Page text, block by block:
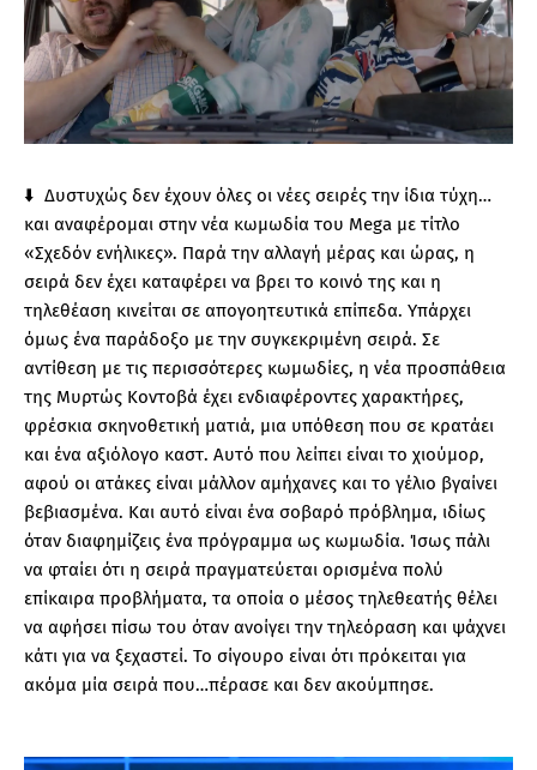
⬇️ Δυστυχώς δεν έχουν όλες οι νέες σειρές την ίδια τύχη…
και αναφέρομαι στην νέα κωμωδία του Mega με τίτλο
«Σχεδόν ενήλικες». Παρά την αλλαγή μέρας και ώρας, η
σειρά δεν έχει καταφέρει να βρει το κοινό της και η
τηλεθέαση κινείται σε απογοητευτικά επίπεδα. Υπάρχει
όμως ένα παράδοξο με την συγκεκριμένη σειρά. Σε
αντίθεση με τις περισσότερες κωμωδίες, η νέα προσπάθεια
της Μυρτώς Κοντοβά έχει ενδιαφέροντες χαρακτήρες,
φρέσκια σκηνοθετική ματιά, μια υπόθεση που σε κρατάει
και ένα αξιόλογο καστ. Αυτό που λείπει είναι το χιούμορ,
αφού οι ατάκες είναι μάλλον αμήχανες και το γέλιο βγαίνει
βεβιασμένα. Και αυτό είναι ένα σοβαρό πρόβλημα, ιδίως
όταν διαφημίζεις ένα πρόγραμμα ως κωμωδία. Ίσως πάλι
να φταίει ότι η σειρά πραγματεύεται ορισμένα πολύ
επίκαιρα προβλήματα, τα οποία ο μέσος τηλεθεατής θέλει
να αφήσει πίσω του όταν ανοίγει την τηλεόραση και ψάχνει
κάτι για να ξεχαστεί. Το σίγουρο είναι ότι πρόκειται για
ακόμα μία σειρά που…πέρασε και δεν ακούμπησε.